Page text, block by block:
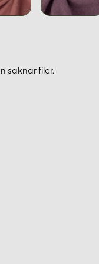
saknar filer.